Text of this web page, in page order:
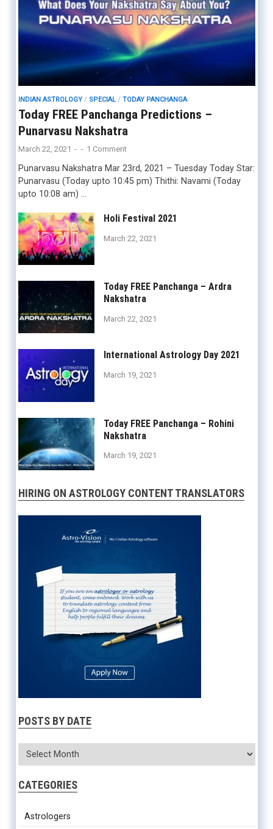
INDIAN ASTROLOGY/ SPECIAL/ TODAY PANCHANGA
Today FREE Panchanga Predictions –
Punarvasu Nakshatra
March 22, 2021 - - 1 Comment
Punarvasu Nakshatra Mar 23rd, 2021 – Tuesday Today Star:
Punarvasu (Today upto 10:45 pm) Thithi: Navami (Today
upto 10:08 am) …
Holi Festival 2021
March 22, 2021
Today FREE Panchanga – Ardra
Nakshatra
March 22, 2021
International Astrology Day 2021
March 19, 2021
Today FREE Panchanga – Rohini
Nakshatra
March 19, 2021
HIRING ON ASTROLOGY CONTENT TRANSLATORS
POSTS BY DATE
CATEGORIES
Astrologers